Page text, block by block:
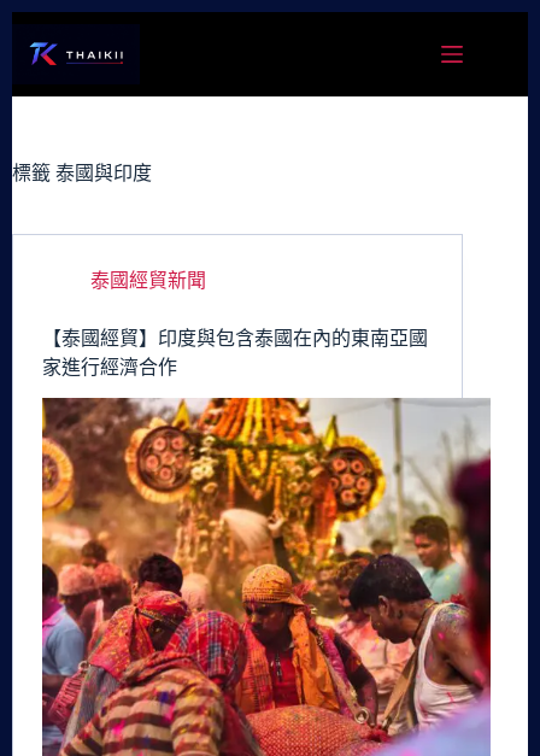
容
標籤 泰國與印度
泰國經貿新聞
【泰國經貿】印度與包含泰國在內的東南亞國
家進行經濟合作